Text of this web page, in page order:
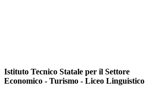
Istituto Tecnico Statale per il Settore
Economico - Turismo - Liceo Linguistico